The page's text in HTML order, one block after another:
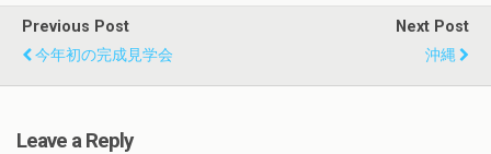
Previous Post
今年初の完成見学会
Next Post
沖縄
Leave a Reply